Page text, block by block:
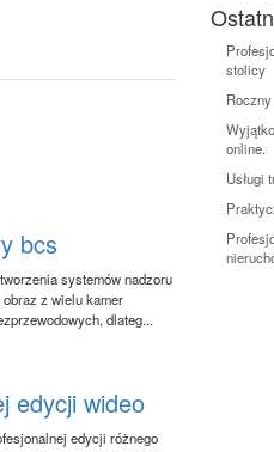
bcs
systemów nadzoru
z wielu kamer
dlateg...
edycji wideo
edycji różnego
stolicy
online.
Usługi